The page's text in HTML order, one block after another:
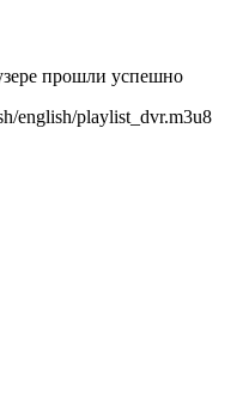
прошли успешно
english/playlist_dvr.m3u8